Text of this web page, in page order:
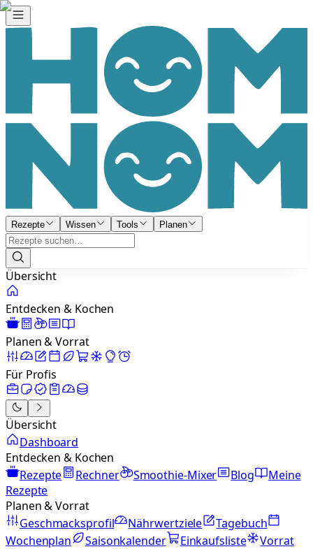
Rezepte Wissen Tools Planen
Übersicht
Entdecken & Kochen
Planen & Vorrat
Für Profis
Übersicht
Dashboard
Entdecken & Kochen
Rezepte
Rechner Smoothie-Mixer Blog
Meine
Rezepte
Planen & Vorrat
Geschmacksprofil
Nährwertziele
Tagebuch
Wochenplan
Saisonkalender Einkaufsliste
Vorrat